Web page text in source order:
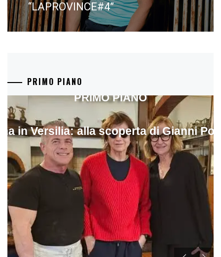
“LAPROVINCE#4”
PRIMO PIANO
in Versilia: alla scoperta di Gianni
PRIMO PIANO